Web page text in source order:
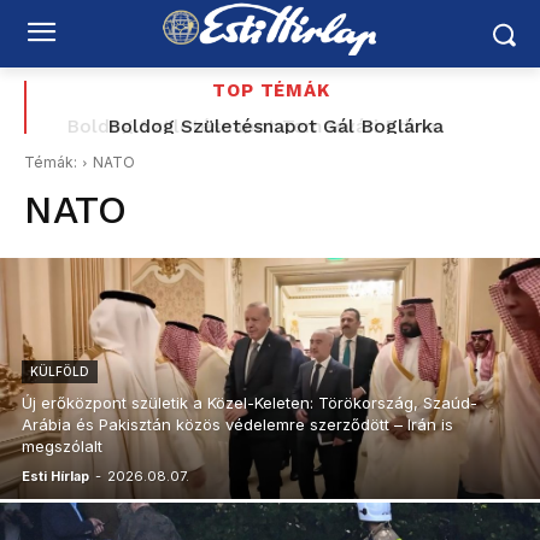
TOP TÉMÁK
Boldog Születésnapot Gál Boglárka
Témák: NATO
NATO
KÜLFÖLD
Új erőközpont születik a Közel-Keleten: Törökország, Szaúd-
Arábia és Pakisztán közös védelemre szerződött – Irán is
megszólalt
Esti Hírlap - 2026.08.07.